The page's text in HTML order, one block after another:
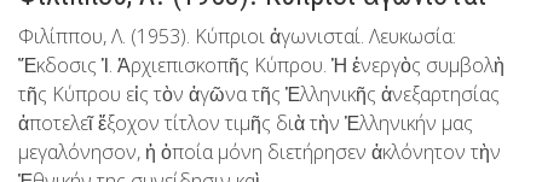
Φιλίππου, Λ. (1953). Κύπριοι ἀγωνισταί. Λευκωσία:
Ἔκδοσις Ἱ. Ἀρχιεπισκοπῆς Κύπρου. Ἡ ἐνεργὸς συμβολὴ
τῆς Κύπρου εἰς τὸν ἀγῶνα τῆς Ἑλληνικῆς ἀνεξαρτησίας
ἀποτελεῖ ἔξοχον τίτλον τιμῆς διὰ τὴν Ἑλληνικήν μας
μεγαλόνησον, ἡ ὁποία μόνη διετήρησεν ἀκλόνητον τὴν